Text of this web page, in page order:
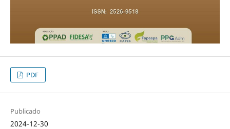
PDF
Publicado
2024-12-30